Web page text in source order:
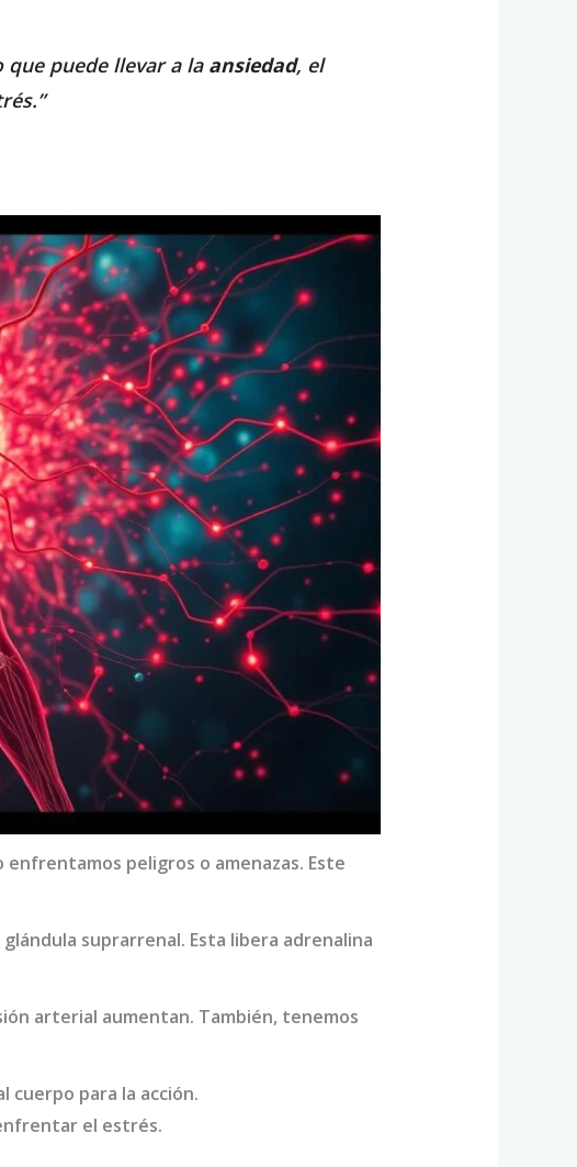
que puede llevar a la ansiedad, el
peligros o amenazas. Este
glándula suprarrenal. Esta libera adrenalina
arterial aumentan. También, tenemos
cuerpo para la acción.
el estrés.